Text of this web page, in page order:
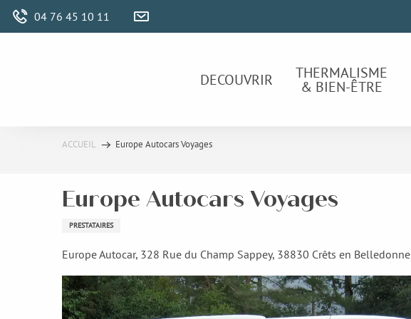
Aller
04 76 45 10 11
DECOUVRIR THERMALISME
& BIEN-ÊTRE
ACCUEIL Europe Autocars Voyages
Europe Autocars Voyages
PRESTATAIRES
Europe Autocar, 328 Rue du Champ Sappey, 38830 Crêts en Belledonne